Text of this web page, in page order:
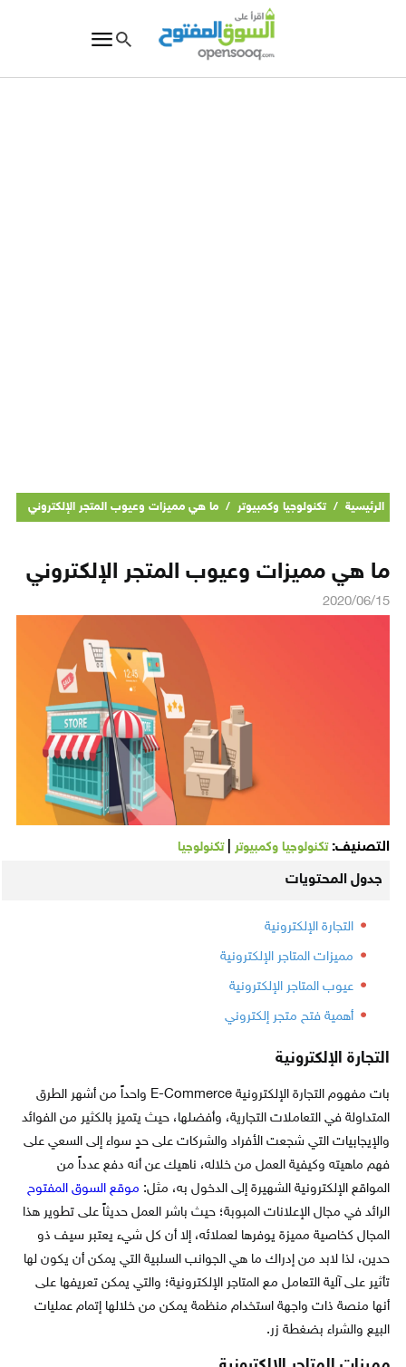
الرئيسية / تكنولوجيا وكمبيوتر / ما هي مميزات وعيوب المتجر الإلكتروني
ما هي مميزات وعيوب المتجر الإلكتروني
2020/06/15
التصنيف:تكنولوجيا وكمبيوتر|تكنولوجيا
جدول المحتويات
التجارة الإلكترونية
مميزات المتاجر الإلكترونية
عيوب المتاجر الإلكترونية
أهمية فتح متجر إلكتروني
التجارة الإلكترونية
بات مفهوم التجارة الإلكترونية E-Commerce واحداً من أشهر الطرق
المتداولة في التعاملات التجارية، وأفضلها، حيث يتميز بالكثير من الفوائد
والإيجابيات التي شجعت الأفراد والشركات على حدٍ سواء إلى السعي على
فهم ماهيته وكيفية العمل من خلاله، ناهيك عن أنه دفع عدداً من
المواقع الإلكترونية الشهيرة إلى الدخول به، مثل: موقع السوق المفتوح
الرائد في مجال الإعلانات المبوبة؛ حيث باشر العمل حديثاً على تطوير هذا
المجال كخاصية مميزة يوفرها لعملائه، إلا أن كل شيء يعتبر سيف ذو
حدين، لذا لابد من إدراك ما هي الجوانب السلبية التي يمكن أن يكون لها
تأثير على آلية التعامل مع المتاجر الإلكترونية؛ والتي يمكن تعريفها على
أنها منصة ذات واجهة استخدام منظمة يمكن من خلالها إتمام عمليات
البيع والشراء بضغطة زر.